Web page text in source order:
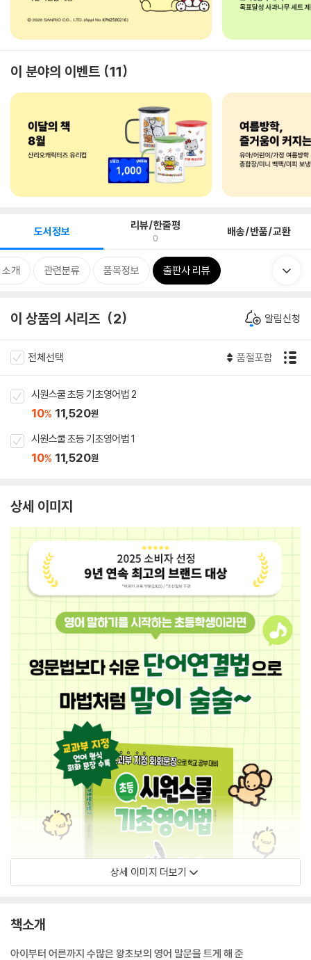
이 분야의 이벤트 11
도서정보 리뷰/한줄평
0 배송/반품/교환
개 관련분류 품목정보 출판사 리뷰
이 상품의 시리즈 2 알림신청
전체선택 품절포함
시원스쿨 초등 기초영어법 2
10% 11,520원
시원스쿨 초등 기초영어법 1
10% 11,520원
상세 이미지
상세 이미지 더보기
책소개
아이부터 어른까지 수많은 왕초보의 영어 말문을 트게 해 준